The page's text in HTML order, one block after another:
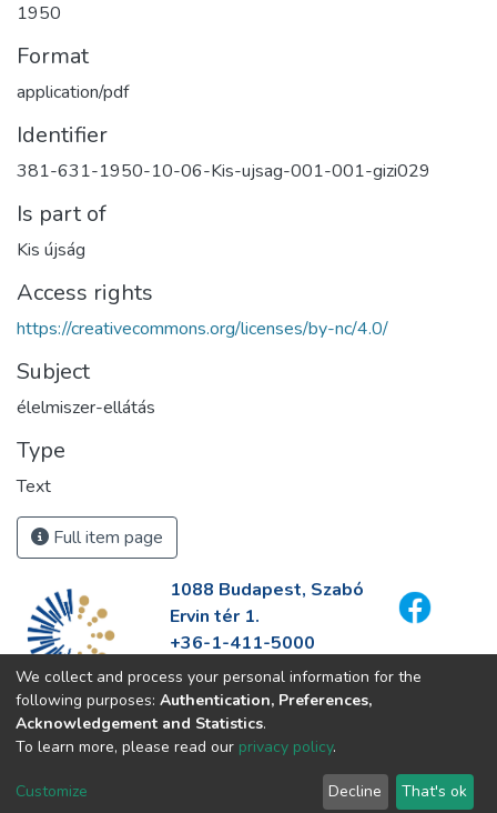
1950
Format
application/pdf
Identifier
381-631-1950-10-06-Kis-ujsag-001-001-gizi029
Is part of
Kis újság
Access rights
https://creativecommons.org/licenses/by-nc/4.0/
Subject
élelmiszer-ellátás
Type
Text
Full item page
1088 Budapest, Szabó
Ervin tér 1.
+36-1-411-5000
info@fszek.hu
https://fszek.hu
We collect and process your personal information for the
following purposes: Authentication, Preferences,
Acknowledgement and Statistics.
To learn more, please read our privacy policy.
Customize Decline That's ok